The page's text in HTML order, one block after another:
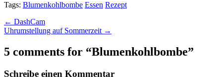
Tags: Blumenkohlbombe Essen Rezept
Post
navigation
← DashCam
Uhrumstellung auf Sommerzeit →
5 comments for “Blumenkohlbombe”
Schreibe einen Kommentar